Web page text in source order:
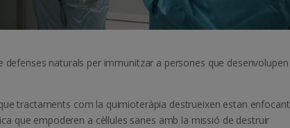
defenses naturals per immunitzar a persones que desenvolupen
tractaments com la quimioteràpia destrueixen estan enfocant
que empoderen a cèl·lules sanes amb la missió de destruir